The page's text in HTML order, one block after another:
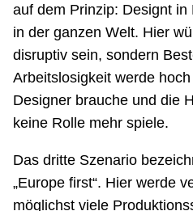
auf dem Prinzip: Designt
in der ganzen Welt. Hier
disruptiv sein, sondern
Arbeitslosigkeit werde
Designer brauche und die
keine Rolle mehr spiele.
Das dritte Szenario
„Europe first“. Hier werde
möglichst viele